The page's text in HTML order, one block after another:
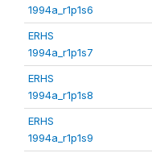
1994a_r1p1s6
ERHS
1994a_r1p1s7
ERHS
1994a_r1p1s8
ERHS
1994a_r1p1s9